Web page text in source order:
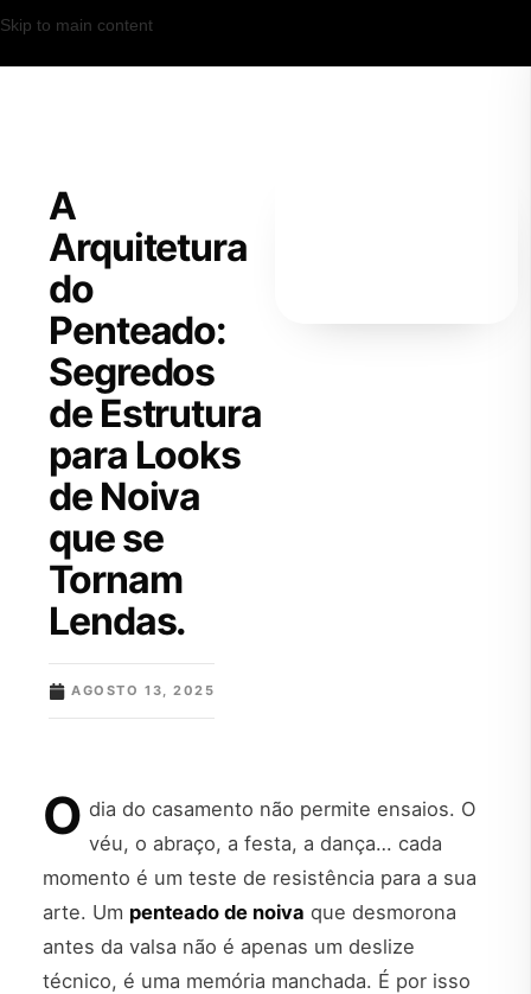
Skip to main content
A
Arquitetura
do
Penteado:
Segredos
de Estrutura
para Looks
de Noiva
que se
Tornam
Lendas.
AGOSTO 13, 2025
O dia do casamento não permite ensaios. O
véu, o abraço, a festa, a dança… cada
momento é um teste de resistência para a sua
arte. Um penteado de noiva que desmorona
antes da valsa não é apenas um deslize
técnico, é uma memória manchada. É por isso